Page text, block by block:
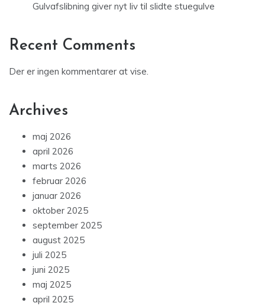
Gulvafslibning giver nyt liv til slidte stuegulve
Recent Comments
Der er ingen kommentarer at vise.
Archives
maj 2026
april 2026
marts 2026
februar 2026
januar 2026
oktober 2025
september 2025
august 2025
juli 2025
juni 2025
maj 2025
april 2025